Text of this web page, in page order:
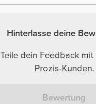
Hinterlasse deine
Teile dein Feedback mit
Prozis-Kunden.
Bewertung